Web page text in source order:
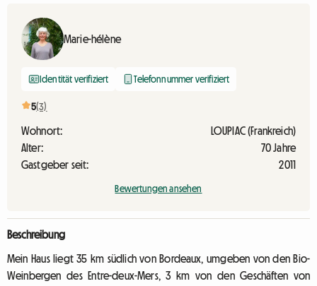
Marie-hélène
Identität verifiziert Telefonnummer verifiziert
5(3)
Wohnort:
LOUPIAC (Frankreich)
Alter:
70 Jahre
Gastgeber seit:
2011
Bewertungen ansehen
Beschreibung
Mein Haus liegt 35 km südlich von Bordeaux, umgeben von den Bio-
Weinbergen des Entre-deux-Mers, 3 km von den Geschäften von